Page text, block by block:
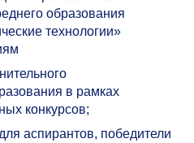
образования
технологии»
в рамках
конкурсов;
аспирантов, победители